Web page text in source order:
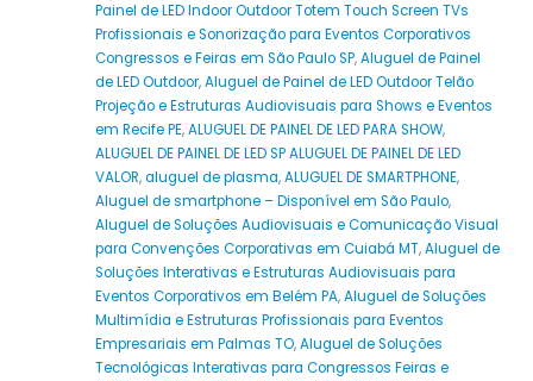
Painel de LED Indoor Outdoor Totem Touch Screen TVs
Profissionais e Sonorização para Eventos Corporativos
Congressos e Feiras em São Paulo SP,Aluguel de Painel
de LED Outdoor,Aluguel de Painel de LED Outdoor Telão
Projeção e Estruturas Audiovisuais para Shows e Eventos
em Recife PE,ALUGUEL DE PAINEL DE LED PARA SHOW,
ALUGUEL DE PAINEL DE LED SP ALUGUEL DE PAINEL DE LED
VALOR,aluguel de plasma,ALUGUEL DE SMARTPHONE,
Aluguel de smartphone – Disponível em São Paulo,
Aluguel de Soluções Audiovisuais e Comunicação Visual
para Convenções Corporativas em Cuiabá MT,Aluguel de
Soluções Interativas e Estruturas Audiovisuais para
Eventos Corporativos em Belém PA,Aluguel de Soluções
Multimídia e Estruturas Profissionais para Eventos
Empresariais em Palmas TO,Aluguel de Soluções
Tecnológicas Interativas para Congressos Feiras e